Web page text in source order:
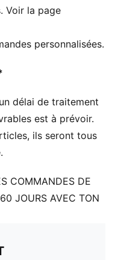
Voir la page
personnalisées.
délai de traitement
est à prévoir.
ils seront tous
COMMANDES DE
JOURS AVEC TON